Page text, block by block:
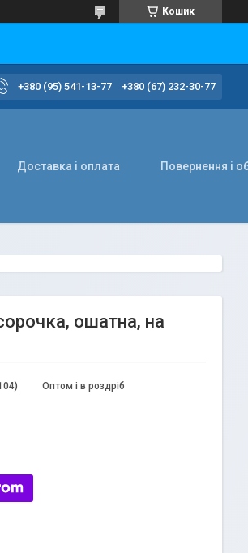
Кошик
+380 (95) 541-13-77 +380 (67) 232-30-77
Доставка і оплата Повернення і
ошатна, на
Оптом і в роздріб